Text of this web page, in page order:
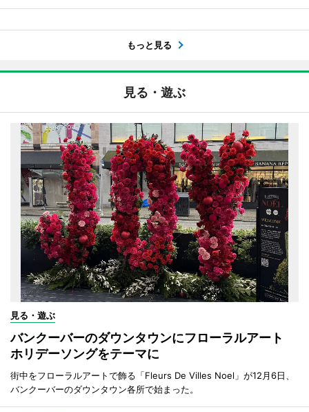
もっと見る
見る・遊ぶ
見る・遊ぶ
バンクーバーのダウンタウンにフローラルアート
ホリデーソングをテーマに
街中をフローラルアートで飾る「Fleurs De Villes Noel」が12月6日、
バンクーバーのダウンタウン各所で始まった。